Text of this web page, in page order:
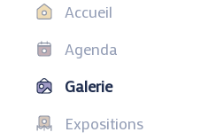
Accueil
Agenda
Galerie
Expositions